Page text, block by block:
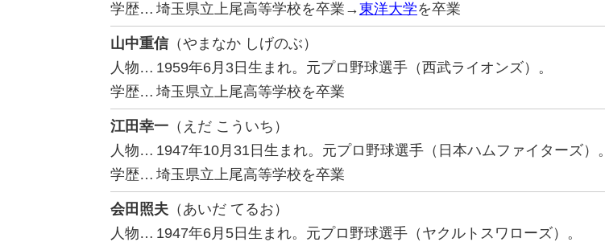
学歴… 埼玉県立上尾高等学校を卒業→東洋大学を卒業
山中重信（やまなか しげのぶ）
人物… 1959年6月3日生まれ。元プロ野球選手（西武ライオンズ）。
学歴… 埼玉県立上尾高等学校を卒業
江田幸一 （えだ こういち）
人物… 1947年10月31日生まれ。元プロ野球選手（日本ハムファイターズ）。
学歴… 埼玉県立上尾高等学校を卒業
会田照夫 （あいだ てるお）
人物… 1947年6月5日生まれ。元プロ野球選手（ヤクルトスワローズ）。